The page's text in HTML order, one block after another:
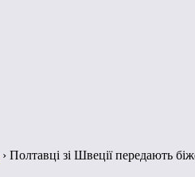
› Полтавці зі Швеції передають